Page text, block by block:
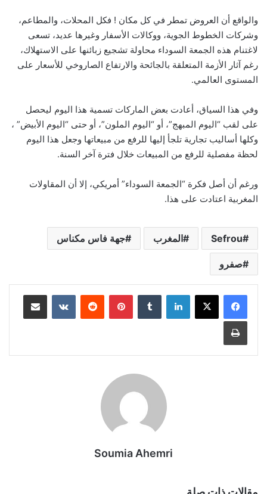
والواقع أن العروض تمطر في كل مكان ! فكل المحلات، والمطاعم،
وشركات الخطوط الجوية، ووكالات الأسفار وغيرها عديد، تسعى
لاغتنام هذه الجمعة السوداء محاولة تشجيع زبائنها على الاستهلاك،
رغم آثار الأزمة المتعلقة بالجائحة والارتفاع الصاروخي للأسعار على
المستوى العالمي.
وفي هذا السياق، أعادت بعض الماركات تسمية هذا اليوم ليحصل
على لقب “اليوم المبهج”، أو “اليوم الملون”، أو حتى “اليوم الأبيض” ،
وكلها أساليب تجارية تلجأ إليها للرفع من مبيعاتها وجعل هذا اليوم
لحظة مفصلية للرفع من المبيعات خلال فترة آخر السنة.
ورغم أن أصل فكرة “الجمعة السوداء” أمريكي، إلا أن المقاولات
المغربية اعتادت على هذا.
Sefrou المغرب جهة فاس مكناس
صفرو
لينكدإن بينتيريست مشاركة عبر البريد
طباعة
Soumia Ahemri